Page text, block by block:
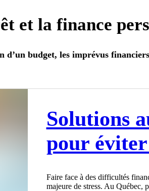
et la finance
budget, les imprévus
Solutions
pour
Faire face à des difficultés
majeure de stress. Au Québec,